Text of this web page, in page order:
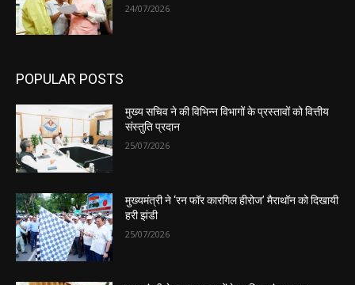
24/07/2026
POPULAR POSTS
मुख्य सचिव ने की विभिन्न विभागों के प्रस्तावों को वित्तीय
संस्तुति प्रदान
25/07/2026
मुख्यमंत्री ने ‘रन फॉर कारगिल हीरोज’ मैराथॉन को दिखायी
हरी झंडी
25/07/2026